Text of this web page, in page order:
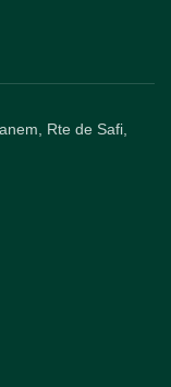
Rte de Safi,